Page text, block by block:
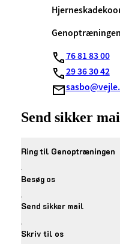
76 81 83 00
29 36 30 42
Send sikker
Ring til Genoptræningen
Besøg os
Send sikker mail
Skriv til os